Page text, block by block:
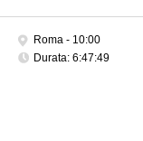
Roma - 10:00
Durata: 6:47:49